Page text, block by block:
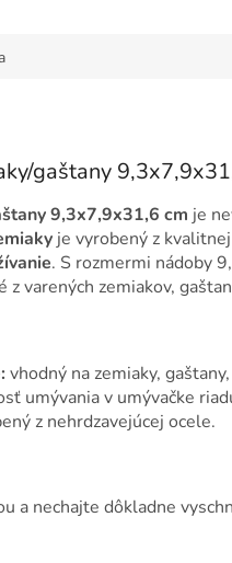
gaštany
9,3x7,9x31,6 cm je
je vyrobený z
. S rozmermi nádoby
varených zemiakov,
vhodný na zemiaky,
umývania v umývačke
z nehrdzavejúcej ocele.
a nechajte dôkladne